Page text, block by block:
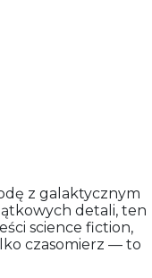
z galaktycznym
detali, ten
science fiction,
czasomierz — to